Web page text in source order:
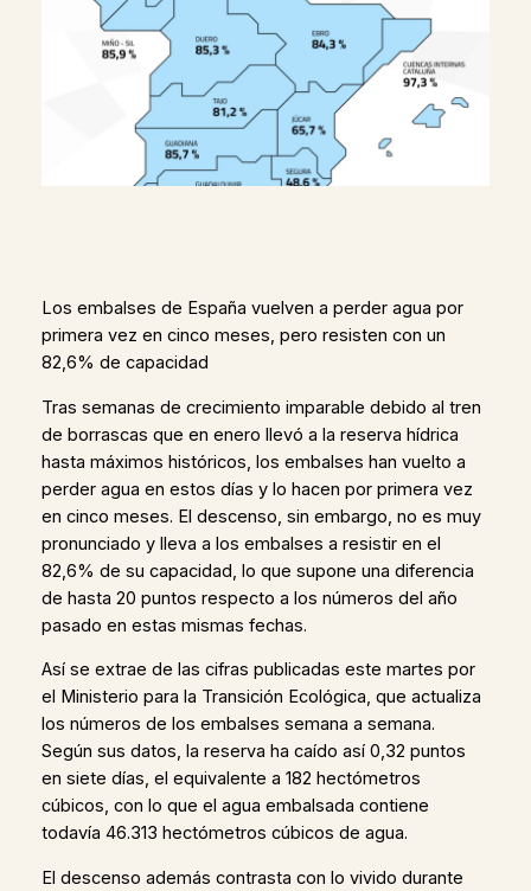
Los embalses de España vuelven a perder agua por
primera vez en cinco meses, pero resisten con un
82,6% de capacidad
Tras semanas de crecimiento imparable debido al tren
de borrascas que en enero llevó a la reserva hídrica
hasta máximos históricos, los embalses han vuelto a
perder agua en estos días y lo hacen por primera vez
en cinco meses. El descenso, sin embargo, no es muy
pronunciado y lleva a los embalses a resistir en el
82,6% de su capacidad, lo que supone una diferencia
de hasta 20 puntos respecto a los números del año
pasado en estas mismas fechas.
Así se extrae de las cifras publicadas este martes por
el Ministerio para la Transición Ecológica, que actualiza
los números de los embalses semana a semana.
Según sus datos, la reserva ha caído así 0,32 puntos
en siete días, el equivalente a 182 hectómetros
cúbicos, con lo que el agua embalsada contiene
todavía 46.313 hectómetros cúbicos de agua.
El descenso además contrasta con lo vivido durante